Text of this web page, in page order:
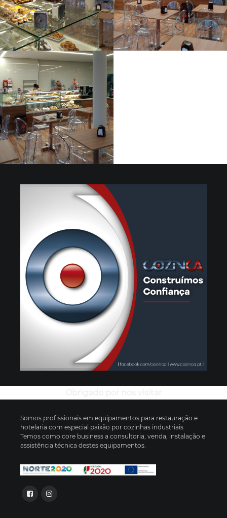
Somos profissionais em equipamentos para restauração e
hotelaria com especial paixão por cozinhas industriais.
Temos como core business a consultoria, venda, instalação e
assistência técnica destes equipamentos.